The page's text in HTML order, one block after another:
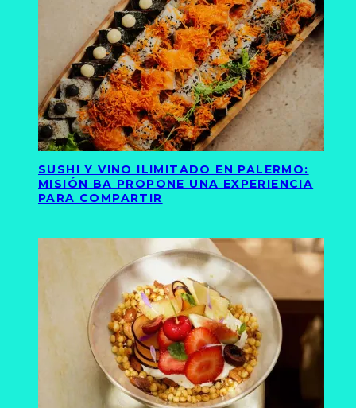
SUSHI Y VINO ILIMITADO EN PALERMO:
MISIÓN BA PROPONE UNA EXPERIENCIA
PARA COMPARTIR